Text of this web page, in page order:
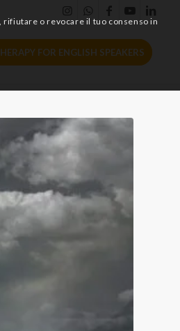
FOR ENGLISH SPEAKERS
rifiutare o revocare il tuo consenso in